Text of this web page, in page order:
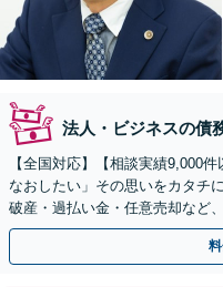
法人・ビジネスの債
【全国対応】【相談実績9,000
なおしたい」その思いをカタチ
破産・過払い金・任意売却など
【初回相談無料】【全国対応可